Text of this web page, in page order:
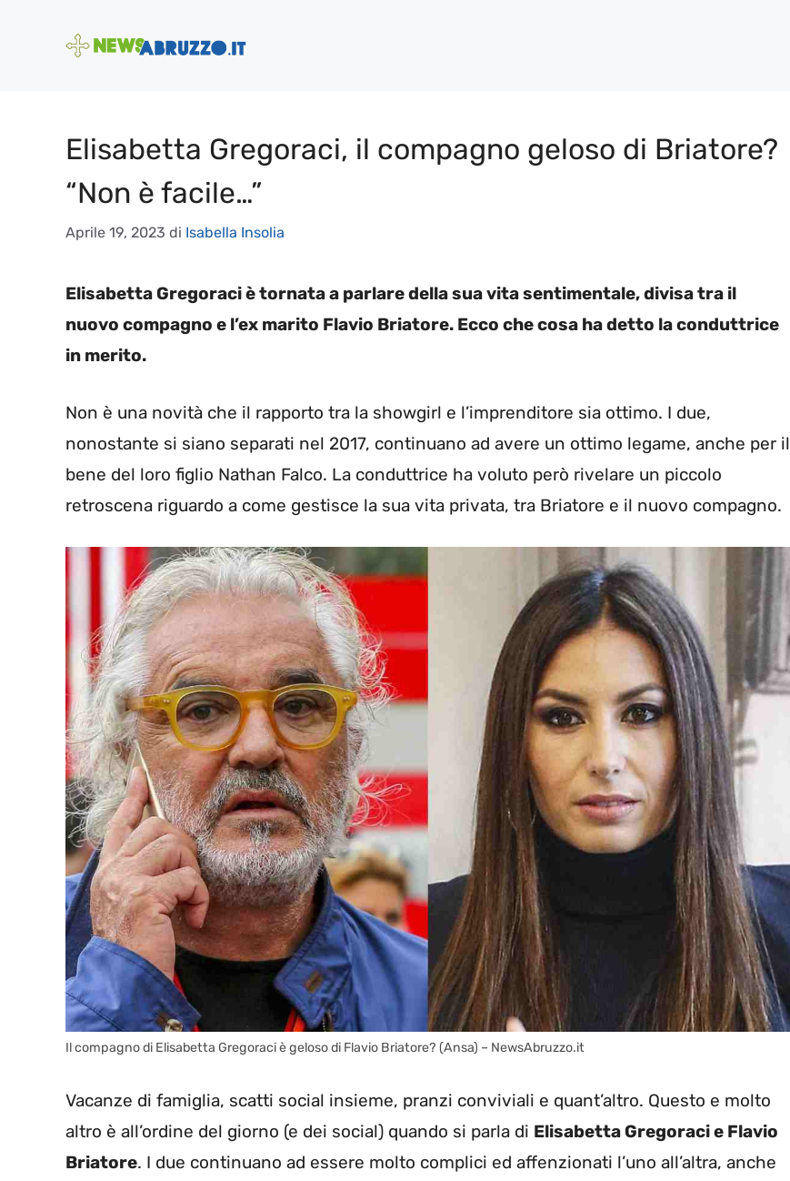
Elisabetta Gregoraci, il compagno geloso di Briatore?
“Non è facile…”
Aprile 19, 2023 di Isabella Insolia
Elisabetta Gregoraci è tornata a parlare della sua vita sentimentale, divisa tra il
nuovo compagno e l’ex marito Flavio Briatore. Ecco che cosa ha detto la conduttrice
in merito.
Non è una novità che il rapporto tra la showgirl e l’imprenditore sia ottimo. I due,
nonostante si siano separati nel 2017, continuano ad avere un ottimo legame, anche per il
bene del loro figlio Nathan Falco. La conduttrice ha voluto però rivelare un piccolo
retroscena riguardo a come gestisce la sua vita privata, tra Briatore e il nuovo compagno.
Il compagno di Elisabetta Gregoraci è geloso di Flavio Briatore? (Ansa) – NewsAbruzzo.it
Vacanze di famiglia, scatti social insieme, pranzi conviviali e quant’altro. Questo e molto
altro è all’ordine del giorno (e dei social) quando si parla di Elisabetta Gregoraci e Flavio
Briatore. I due continuano ad essere molto complici ed affenzionati l’uno all’altra, anche